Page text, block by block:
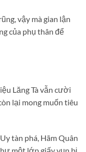
vậy mà gian lận
của phụ thân để
Lăng Tà vẫn cười
lại mong muốn tiêu
tàn phá, Hãm Quân